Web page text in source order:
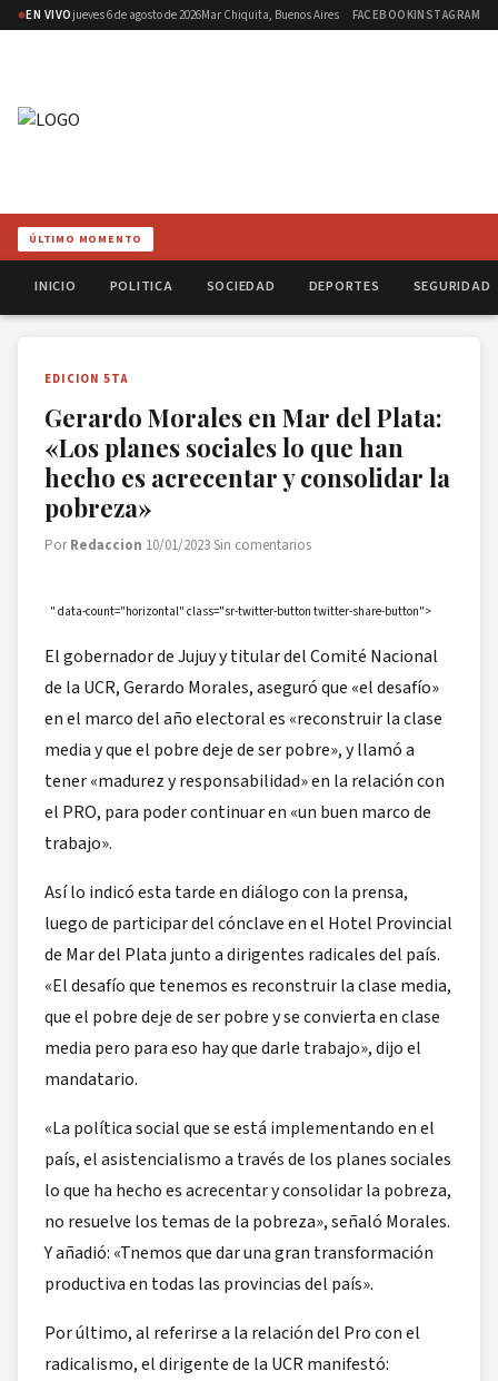
EN VIVO jueves 6 de agosto de 2026Mar Chiquita, Buenos Aires FACEBOOKINSTAGRAM
ÚLTIMO MOMENTO
INICIO POLITICA SOCIEDAD DEPORTES SEGURIDAD
EDICION 5TA
Gerardo Morales en Mar del Plata:
«Los planes sociales lo que han
hecho es acrecentar y consolidar la
pobreza»
PorRedaccion·10/01/2023·Sin comentarios
" data-count="horizontal" class="sr-twitter-button twitter-share-button">
El gobernador de Jujuy y titular del Comité Nacional
de la UCR, Gerardo Morales, aseguró que «el desafío»
en el marco del año electoral es «reconstruir la clase
media y que el pobre deje de ser pobre», y llamó a
tener «madurez y responsabilidad» en la relación con
el PRO, para poder continuar en «un buen marco de
trabajo».
Así lo indicó esta tarde en diálogo con la prensa,
luego de participar del cónclave en el Hotel Provincial
de Mar del Plata junto a dirigentes radicales del país.
«El desafío que tenemos es reconstruir la clase media,
que el pobre deje de ser pobre y se convierta en clase
media pero para eso hay que darle trabajo», dijo el
mandatario.
«La política social que se está implementando en el
país, el asistencialismo a través de los planes sociales
lo que ha hecho es acrecentar y consolidar la pobreza,
no resuelve los temas de la pobreza», señaló Morales.
Y añadió: «Tnemos que dar una gran transformación
productiva en todas las provincias del país».
Por último, al referirse a la relación del Pro con el
radicalismo, el dirigente de la UCR manifestó: